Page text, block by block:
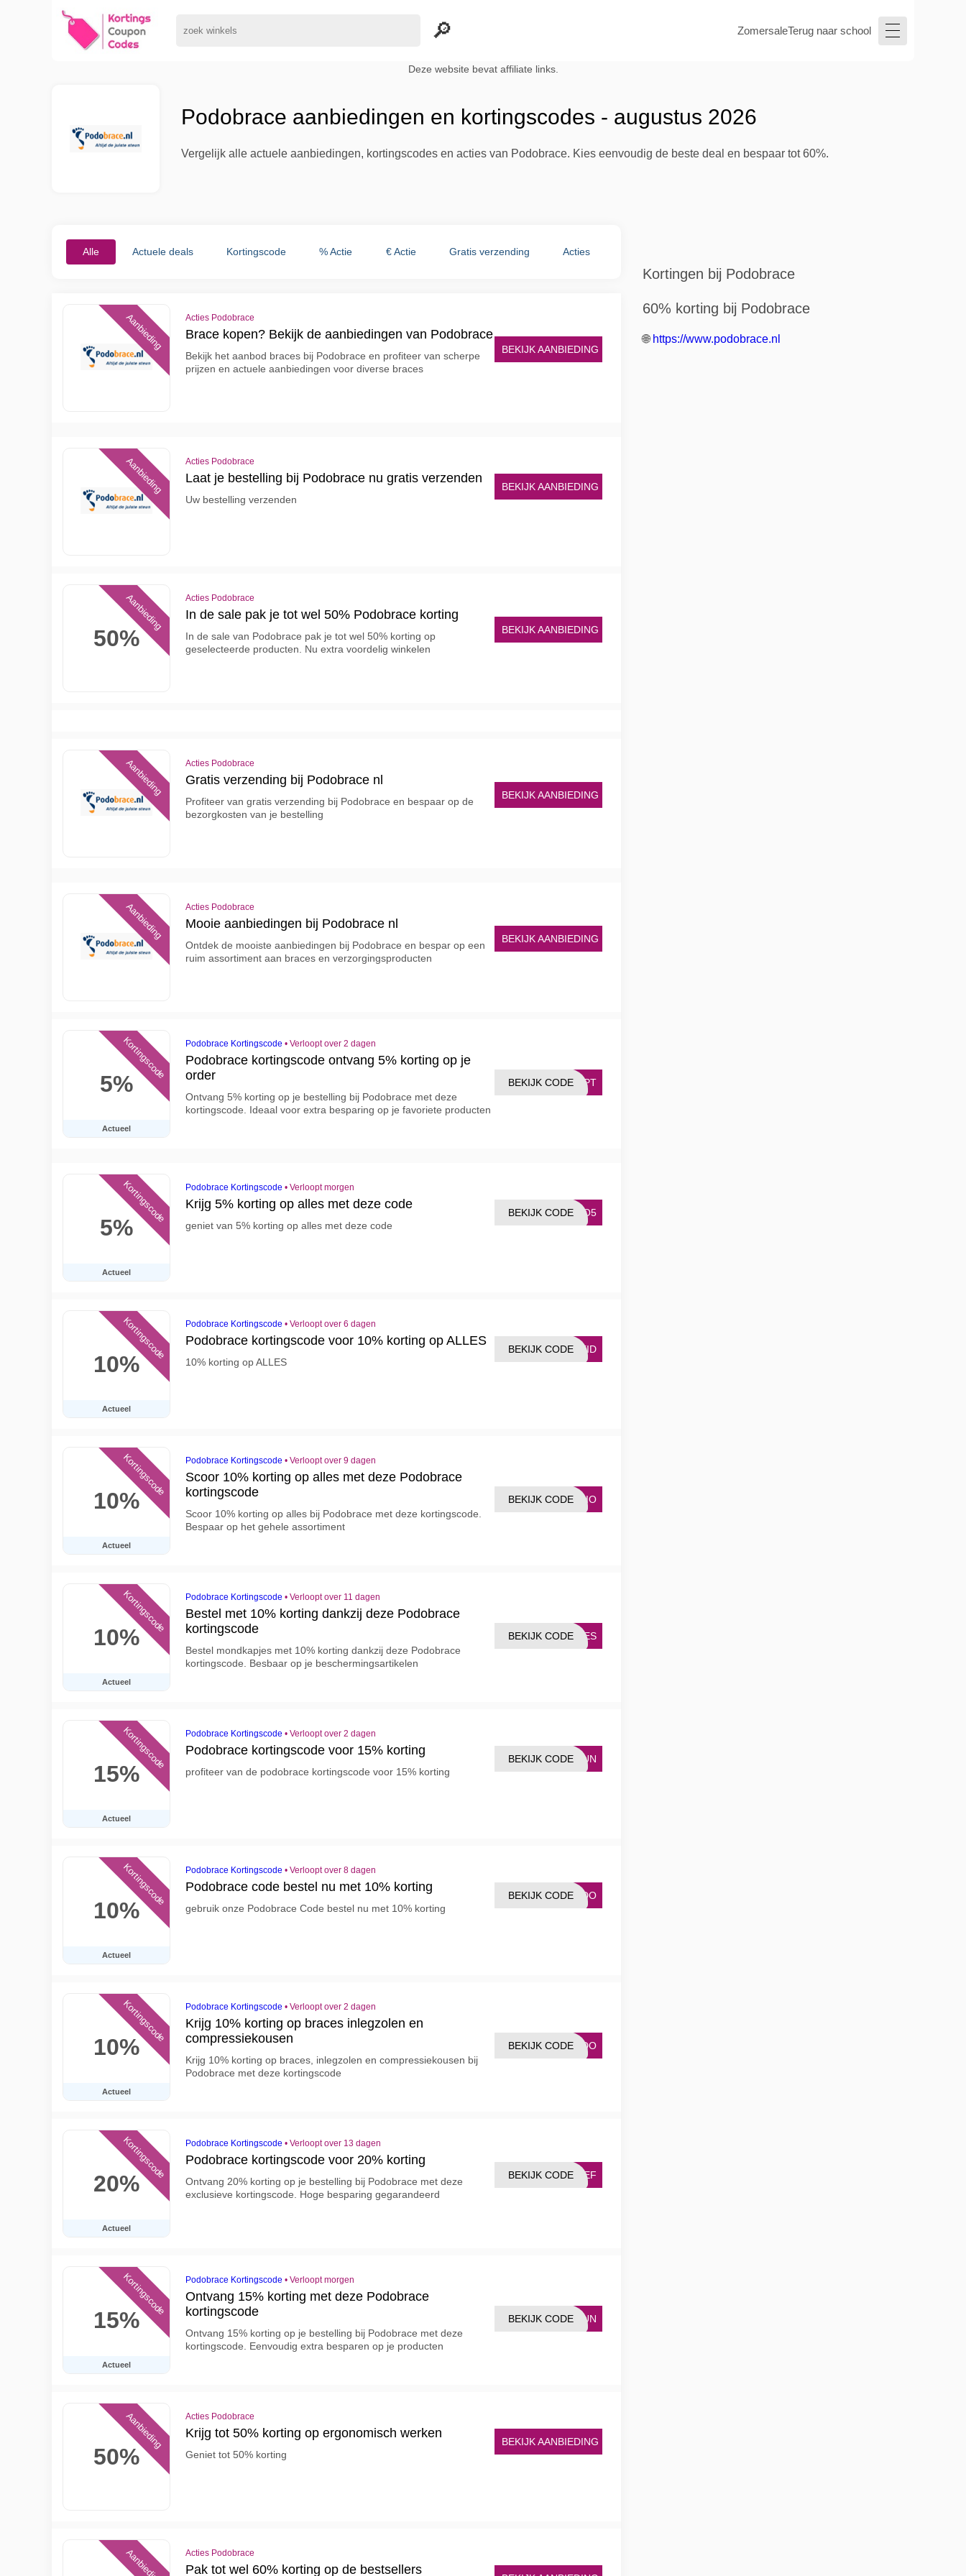
ZomersaleTerug naar school
Deze website bevat affiliate links.
Podobrace aanbiedingen en kortingscodes - augustus 2026
Vergelijk alle actuele aanbiedingen, kortingscodes en acties van Podobrace. Kies eenvoudig de beste deal en bespaar tot 60%.
Alle Actuele deals Kortingscode % Actie € Actie Gratis verzending Acties
Aanbieding Acties Podobrace
Brace kopen? Bekijk de aanbiedingen van Podobrace
Bekijk het aanbod braces bij Podobrace en profiteer van scherpe
prijzen en actuele aanbiedingen voor diverse braces
BEKIJK AANBIEDING
Aanbieding Acties Podobrace
Laat je bestelling bij Podobrace nu gratis verzenden
Uw bestelling verzenden
BEKIJK AANBIEDING
50%
Aanbieding Acties Podobrace
In de sale pak je tot wel 50% Podobrace korting
In de sale van Podobrace pak je tot wel 50% korting op
geselecteerde producten. Nu extra voordelig winkelen
BEKIJK AANBIEDING
Aanbieding Acties Podobrace
Gratis verzending bij Podobrace nl
Profiteer van gratis verzending bij Podobrace en bespaar op de
bezorgkosten van je bestelling
BEKIJK AANBIEDING
Aanbieding Acties Podobrace
Mooie aanbiedingen bij Podobrace nl
Ontdek de mooiste aanbiedingen bij Podobrace en bespar op een
ruim assortiment aan braces en verzorgingsproducten
BEKIJK AANBIEDING
5%
Actueel
Kortingscode Podobrace Kortingscode • Verloopt over 2 dagen
Podobrace kortingscode ontvang 5% korting op je
order
Ontvang 5% korting op je bestelling bij Podobrace met deze
kortingscode. Ideaal voor extra besparing op je favoriete producten
SEPT
BEKIJK CODE
5%
Actueel
Kortingscode Podobrace Kortingscode • Verloopt morgen
Krijg 5% korting op alles met deze code
geniet van 5% korting op alles met deze code
ODO5
BEKIJK CODE
10%
Actueel
Kortingscode Podobrace Kortingscode • Verloopt over 6 dagen
Podobrace kortingscode voor 10% korting op ALLES
10% korting op ALLES
HEID
BEKIJK CODE
10%
Actueel
Kortingscode Podobrace Kortingscode • Verloopt over 9 dagen
Scoor 10% korting op alles met deze Podobrace
kortingscode
Scoor 10% korting op alles bij Podobrace met deze kortingscode.
Bespaar op het gehele assortiment
YSIO
BEKIJK CODE
10%
Actueel
Kortingscode Podobrace Kortingscode • Verloopt over 11 dagen
Bestel met 10% korting dankzij deze Podobrace
kortingscode
Bestel mondkapjes met 10% korting dankzij deze Podobrace
kortingscode. Besbaar op je beschermingsartikelen
PJES
BEKIJK CODE
15%
Actueel
Kortingscode Podobrace Kortingscode • Verloopt over 2 dagen
Podobrace kortingscode voor 15% korting
profiteer van de podobrace kortingscode voor 15% korting
TEUN
BEKIJK CODE
10%
Actueel
Kortingscode Podobrace Kortingscode • Verloopt over 8 dagen
Podobrace code bestel nu met 10% korting
gebruik onze Podobrace Code bestel nu met 10% korting
PODO
BEKIJK CODE
10%
Actueel
Kortingscode Podobrace Kortingscode • Verloopt over 2 dagen
Krijg 10% korting op braces inlegzolen en
compressiekousen
Krijg 10% korting op braces, inlegzolen en compressiekousen bij
Podobrace met deze kortingscode
PODO
BEKIJK CODE
20%
Actueel
Kortingscode Podobrace Kortingscode • Verloopt over 13 dagen
Podobrace kortingscode voor 20% korting
Ontvang 20% korting op je bestelling bij Podobrace met deze
exclusieve kortingscode. Hoge besparing gegarandeerd
SIEF
BEKIJK CODE
15%
Actueel
Kortingscode Podobrace Kortingscode • Verloopt morgen
Ontvang 15% korting met deze Podobrace
kortingscode
Ontvang 15% korting op je bestelling bij Podobrace met deze
kortingscode. Eenvoudig extra besparen op je producten
TEUN
BEKIJK CODE
50%
Aanbieding Acties Podobrace
Krijg tot 50% korting op ergonomisch werken
Geniet tot 50% korting
BEKIJK AANBIEDING
Aanbieding Acties Podobrace
Pak tot wel 60% korting op de bestsellers
Kortingen bij Podobrace
60% korting bij Podobrace
🌐 https://www.podobrace.nl